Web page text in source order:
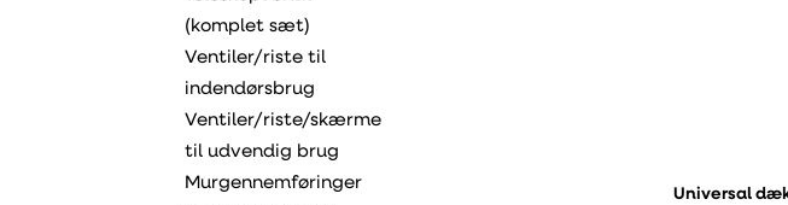
(komplet sæt)
Ventiler/riste til
indendørsbrug
Ventiler/riste/skærme
til udvendig brug
Murgennemføringer
Universal